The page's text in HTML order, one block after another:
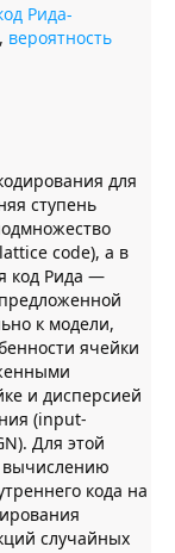
Рида-
, вероятность
для
ступень
code), а в
код Рида —
к модели,
ячейки
и дисперсией
(input-
Для этой
вычислению
кода на
случайных